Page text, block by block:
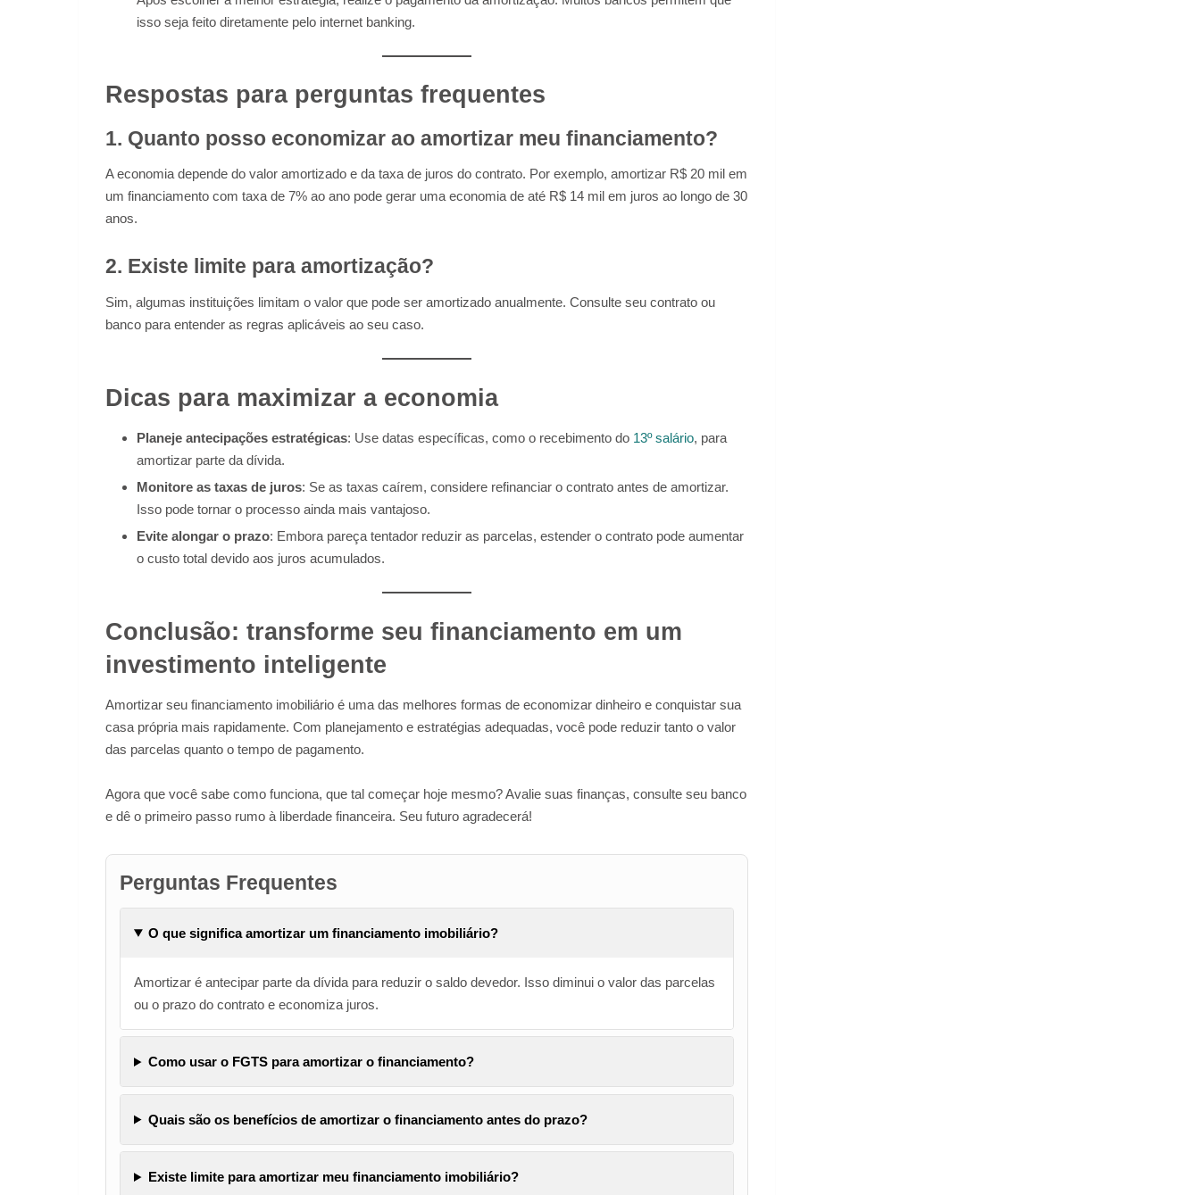
isso seja feito diretamente pelo internet banking.
Respostas para perguntas frequentes
1. Quanto posso economizar ao amortizar meu financiamento?
A economia depende do valor amortizado e da taxa de juros do contrato. Por exemplo, amortizar R$ 20 mil em
um financiamento com taxa de 7% ao ano pode gerar uma economia de até R$ 14 mil em juros ao longo de 30
anos.
2. Existe limite para amortização?
Sim, algumas instituições limitam o valor que pode ser amortizado anualmente. Consulte seu contrato ou
banco para entender as regras aplicáveis ao seu caso.
Dicas para maximizar a economia
Planeje antecipações estratégicas: Use datas específicas, como o recebimento do 13º salário, para
amortizar parte da dívida.
Monitore as taxas de juros: Se as taxas caírem, considere refinanciar o contrato antes de amortizar.
Isso pode tornar o processo ainda mais vantajoso.
Evite alongar o prazo: Embora pareça tentador reduzir as parcelas, estender o contrato pode aumentar
o custo total devido aos juros acumulados.
Conclusão: transforme seu financiamento em um
investimento inteligente
Amortizar seu financiamento imobiliário é uma das melhores formas de economizar dinheiro e conquistar sua
casa própria mais rapidamente. Com planejamento e estratégias adequadas, você pode reduzir tanto o valor
das parcelas quanto o tempo de pagamento.
Agora que você sabe como funciona, que tal começar hoje mesmo? Avalie suas finanças, consulte seu banco
e dê o primeiro passo rumo à liberdade financeira. Seu futuro agradecerá!
Perguntas Frequentes
O que significa amortizar um financiamento imobiliário?
Amortizar é antecipar parte da dívida para reduzir o saldo devedor. Isso diminui o valor das parcelas
ou o prazo do contrato e economiza juros.
Como usar o FGTS para amortizar o financiamento?
Quais são os benefícios de amortizar o financiamento antes do prazo?
Existe limite para amortizar meu financiamento imobiliário?